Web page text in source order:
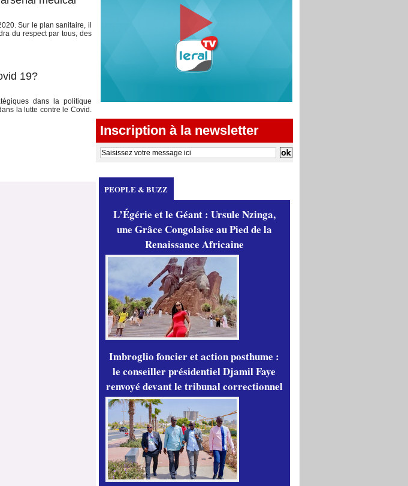
Sur le plan sanitaire, il
du respect par tous, des
19?
dans la politique
la lutte contre le Covid.
Inscription à la newsletter
PEOPLE & BUZZ
L’Égérie et le Géant : Ursule Nzinga,
une Grâce Congolaise au Pied de la
Renaissance Africaine
Imbroglio foncier et action posthume :
le conseiller présidentiel Djamil Faye
renvoyé devant le tribunal correctionnel